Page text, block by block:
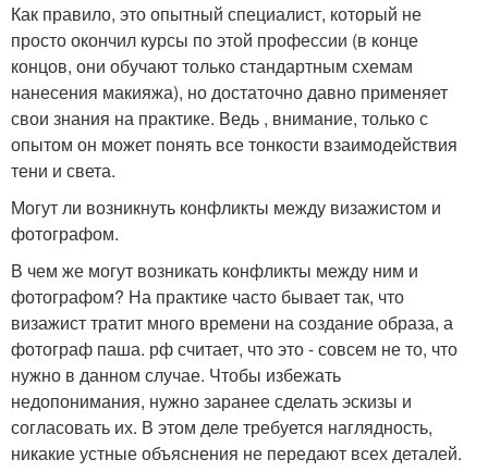
Как правило, это опытный специалист, который не
просто окончил курсы по этой профессии (в конце
концов, они обучают только стандартным схемам
нанесения макияжа), но достаточно давно применяет
свои знания на практике. Ведь , внимание, только с
опытом он может понять все тонкости взаимодействия
тени и света.
Могут ли возникнуть конфликты между визажистом и
фотографом.
В чем же могут возникать конфликты между ним и
фотографом? На практике часто бывает так, что
визажист тратит много времени на создание образа, а
фотограф паша. рф считает, что это - совсем не то, что
нужно в данном случае. Чтобы избежать
недопонимания, нужно заранее сделать эскизы и
согласовать их. В этом деле требуется наглядность,
никакие устные объяснения не передают всех деталей.